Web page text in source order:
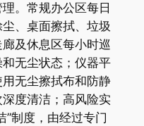
。常规办公区每日
、桌面擦拭、垃圾
及休息区每小时巡
无尘状态；仪器平
无尘擦拭布和防静
度清洁；高风险实
”制度，由经过专门